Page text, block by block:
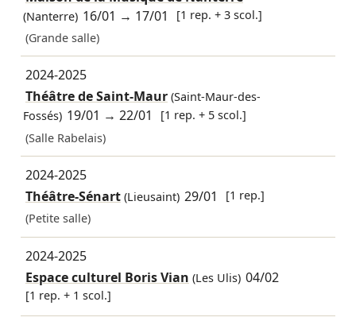
(Nanterre) 16/01 → 17/01
[1 rep. + 3 scol.]
(Grande salle)
2024-2025
Théâtre de Saint-Maur(Saint-Maur-des-
Fossés) 19/01 →22/01
[1 rep. + 5 scol.]
(Salle Rabelais)
2024-2025
Théâtre-Sénart(Lieusaint) 29/01
[1 rep.]
(Petite salle)
2024-2025
Espace culturel Boris Vian (Les Ulis) 04/02
[1 rep. + 1 scol.]